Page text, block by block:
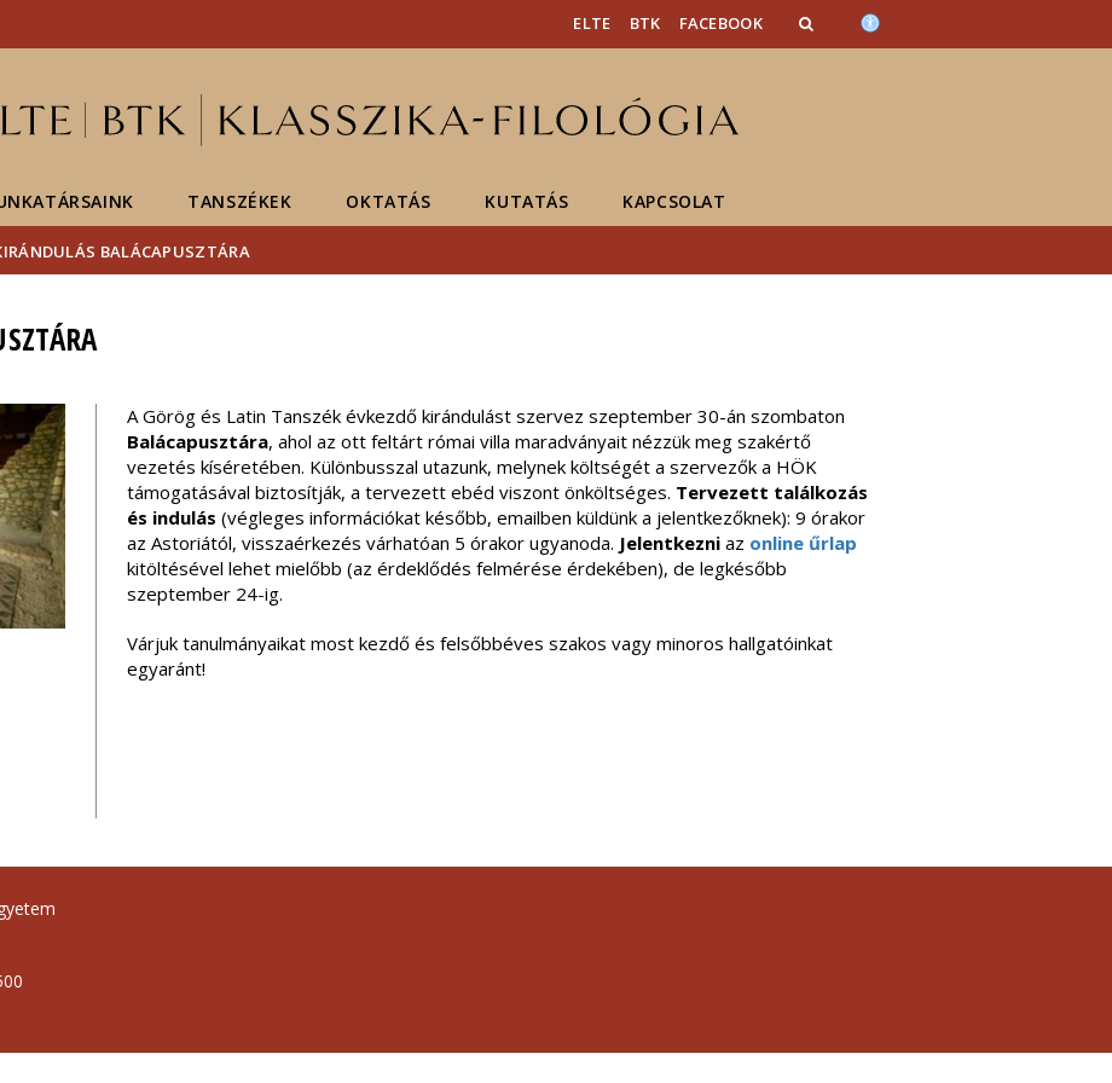
ELTE BTK FACEBOOK
TANSZÉKEK OKTATÁS KUTATÁS KAPCSOLAT
BALÁCAPUSZTÁRA
A Görög és Latin Tanszék évkezdő kirándulást szervez szeptember 30-án szombaton
Balácapusztára, ahol az ott feltárt római villa maradványait nézzük meg szakértő
vezetés kíséretében. Különbusszal utazunk, melynek költségét a szervezők a HÖK
támogatásával biztosítják, a tervezett ebéd viszont önköltséges. Tervezett találkozás
és indulás (végleges információkat később, emailben küldünk a jelentkezőknek): 9 órakor
az Astoriától, visszaérkezés várhatóan 5 órakor ugyanoda. Jelentkezniaz online űrlap
kitöltésével lehet mielőbb (az érdeklődés felmérése érdekében), de legkésőbb
szeptember 24-ig.
Várjuk tanulmányaikat most kezdő és felsőbbéves szakos vagy minoros hallgatóinkat
egyaránt!